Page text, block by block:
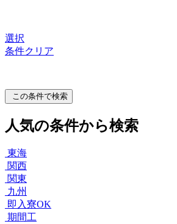
選択
条件クリア
この条件で検索
人気の条件から検索
東海
関西
関東
九州
即入寮OK
期間工